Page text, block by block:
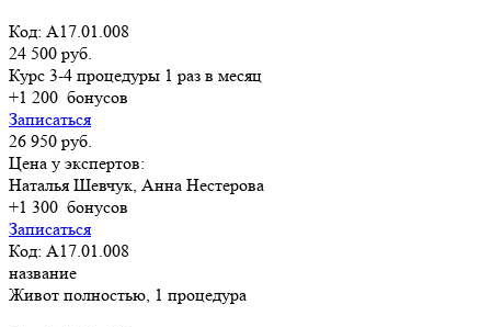
Код: A17.01.008
24 500 руб.
Курс 3-4 процедуры 1 раз в месяц
+1 200 бонусов
Записаться
26 950 руб.
Цена у экспертов:
Наталья Шевчук, Анна Нестерова
+1 300 бонусов
Записаться
Код: A17.01.008
название
Живот полностью, 1 процедура